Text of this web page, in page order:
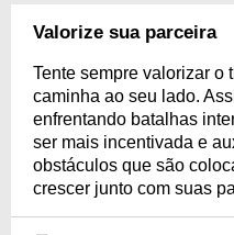
Valorize sua parceira
Tente sempre valorizar o
caminha ao seu lado.
enfrentando batalhas
ser mais incentivada e
obstáculos que são
crescer junto com suas